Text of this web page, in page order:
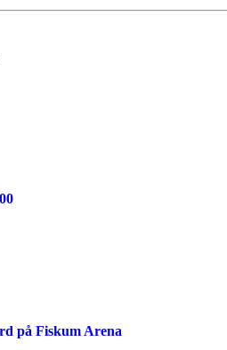
på Fiskum Arena